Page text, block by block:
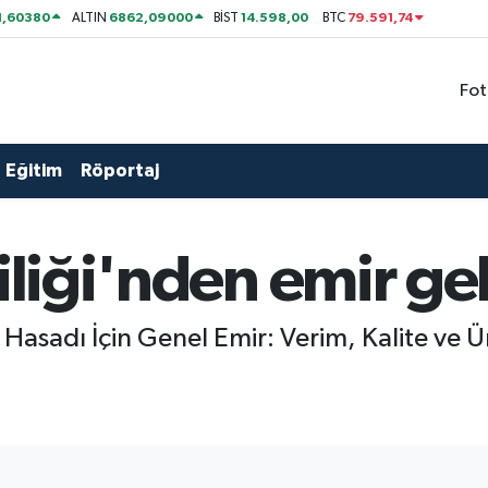
ALTIN 6862,09000 BİST14.598,00 BTC 79.591,74
Eğitim Röportaj
emir
İçin Genel Emir: Verim, Kalite ve